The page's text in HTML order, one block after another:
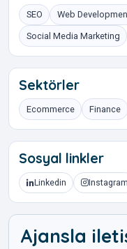
SEO Web
Social Media Marketing
Sektörler
Ecommerce Finance
Sosyal linkler
Linkedin Instagram
Ajansla